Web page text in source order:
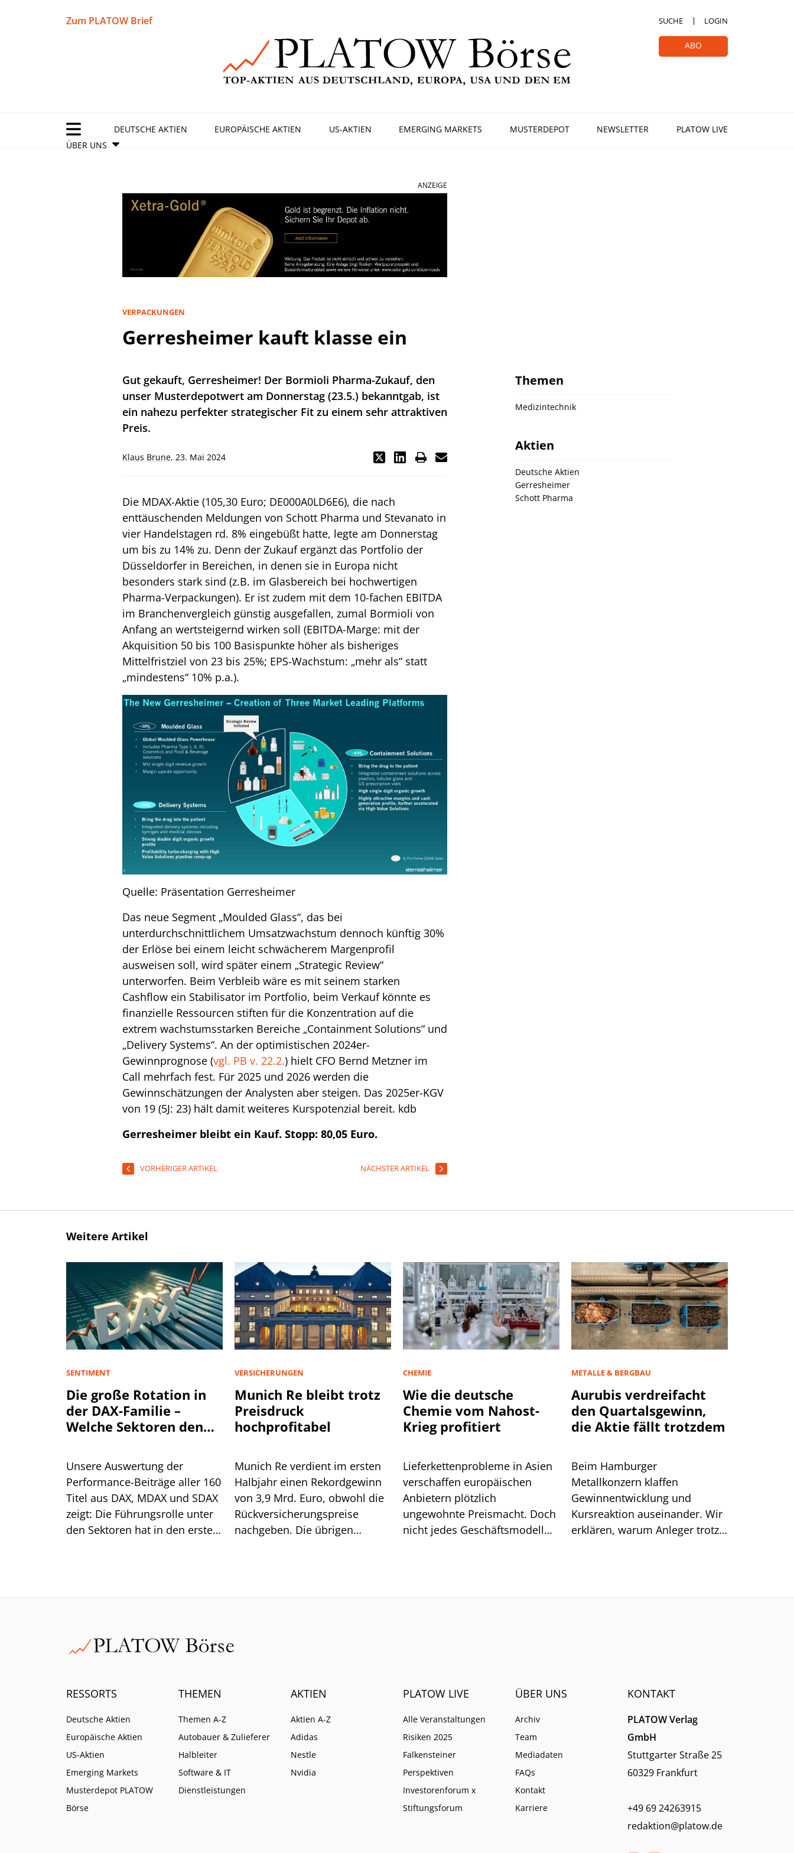
Zum PLATOW Brief SUCHE LOGIN
ABO
DEUTSCHE AKTIEN EUROPÄISCHE AKTIEN US-AKTIEN EMERGING MARKETS MUSTERDEPOT NEWSLETTER
PLATOW LIVE
ÜBER UNS
ANZEIGE
VERPACKUNGEN
Gerresheimer kauft klasse ein
Gut gekauft, Gerresheimer! Der Bormioli Pharma-Zukauf, den
unser Musterdepotwert am Donnerstag (23.5.) bekanntgab, ist
ein nahezu perfekter strategischer Fit zu einem sehr attraktiven
Preis.
Klaus Brune, 23. Mai 2024
Die MDAX-Aktie (105,30 Euro; DE000A0LD6E6), die nach
enttäuschenden Meldungen von Schott Pharma und Stevanato in
vier Handelstagen rd. 8% eingebüßt hatte, legte am Donnerstag
um bis zu 14% zu. Denn der Zukauf ergänzt das Portfolio der
Düsseldorfer in Bereichen, in denen sie in Europa nicht
besonders stark sind (z.B. im Glasbereich bei hochwertigen
Pharma-Verpackungen). Er ist zudem mit dem 10-fachen EBITDA
im Branchenvergleich günstig ausgefallen, zumal Bormioli von
Anfang an wertsteigernd wirken soll (EBITDA-Marge: mit der
Akquisition 50 bis 100 Basispunkte höher als bisheriges
Mittelfristziel von 23 bis 25%; EPS-Wachstum: „mehr als“ statt
„mindestens“ 10% p.a.).
Quelle: Präsentation Gerresheimer
Das neue Segment „Moulded Glass“, das bei
unterdurchschnittlichem Umsatzwachstum dennoch künftig 30%
der Erlöse bei einem leicht schwächerem Margenprofil
ausweisen soll, wird später einem „Strategic Review“
unterworfen. Beim Verbleib wäre es mit seinem starken
Cashflow ein Stabilisator im Portfolio, beim Verkauf könnte es
finanzielle Ressourcen stiften für die Konzentration auf die
extrem wachstumsstarken Bereiche „Containment Solutions“ und
„Delivery Systems“. An der optimistischen 2024er-
Gewinnprognose (vgl. PB v. 22.2.) hielt CFO Bernd Metzner im
Call mehrfach fest. Für 2025 und 2026 werden die
Gewinnschätzungen der Analysten aber steigen. Das 2025er-KGV
von 19 (5J: 23) hält damit weiteres Kurspotenzial bereit. kdb
Gerresheimer bleibt ein Kauf. Stopp: 80,05 Euro.
VORHERIGER ARTIKEL NÄCHSTER ARTIKEL
Themen
Medizintechnik
Aktien
Deutsche Aktien
Gerresheimer
Schott Pharma
Weitere Artikel
SENTIMENT
Die große Rotation in
der DAX-Familie –
Welche Sektoren den
Unsere Auswertung der
Performance-Beiträge aller 160
Titel aus DAX, MDAX und SDAX
zeigt: Die Führungsrolle unter
den Sektoren hat in den ersten
VERSICHERUNGEN
Munich Re bleibt trotz
Preisdruck
hochprofitabel
Munich Re verdient im ersten
Halbjahr einen Rekordgewinn
von 3,9 Mrd. Euro, obwohl die
Rückversicherungspreise
nachgeben. Die übrigen
CHEMIE
Wie die deutsche
Chemie vom Nahost-
Krieg profitiert
Lieferkettenprobleme in Asien
verschaffen europäischen
Anbietern plötzlich
ungewohnte Preismacht. Doch
nicht jedes Geschäftsmodell
METALLE & BERGBAU
Aurubis verdreifacht
den Quartalsgewinn,
die Aktie fällt trotzdem
Beim Hamburger
Metallkonzern klaffen
Gewinnentwicklung und
Kursreaktion auseinander. Wir
erklären, warum Anleger trotz
RESSORTS
Deutsche Aktien
Europäische Aktien
US-Aktien
Emerging Markets
Musterdepot PLATOW
Börse
THEMEN
Themen A-Z
Autobauer & Zulieferer
Halbleiter
Software & IT
Dienstleistungen
AKTIEN
Aktien A-Z
Adidas
Nestle
Nvidia
PLATOW LIVE
Alle Veranstaltungen
Risiken 2025
Falkensteiner
Perspektiven
Investorenforum x
Stiftungsforum
ÜBER UNS
Archiv
Team
Mediadaten
FAQs
Kontakt
Karriere
KONTAKT
PLATOW Verlag
GmbH
Stuttgarter Straße 25
60329 Frankfurt
+49 69 24263915
redaktion@platow.de